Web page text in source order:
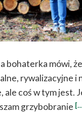
bohaterka mówi,
rywalizacyjne i
coś w tym jest.
grzybobranie